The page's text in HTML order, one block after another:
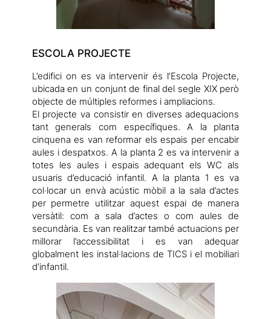
ESCOLA PROJECTE
L’edifici on es va intervenir és l’Escola Projecte,
ubicada en un conjunt de final del segle XIX però
objecte de múltiples reformes i ampliacions.
El projecte va consistir en diverses adequacions
tant generals com específiques. A la planta
cinquena es van reformar els espais per encabir
aules i despatxos. A la planta 2 es va intervenir a
totes les aules i espais adequant els WC als
usuaris d’educació infantil. A la planta 1 es va
col·locar un envà acústic mòbil a la sala d’actes
per permetre utilitzar aquest espai de manera
versàtil: com a sala d’actes o com aules de
secundària. Es van realitzar també actuacions per
millorar l’accessibilitat i es van adequar
globalment les instal·lacions de TICS i el mobiliari
d’infantil.